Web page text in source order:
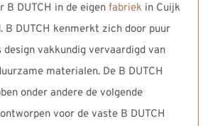
B DUTCH in de eigen fabriekin Cuijk
B DUTCH kenmerkt zich door puur
vakkundig vervaardigd van
materialen. De B DUTCH
onder andere de volgende
voor de vaste B DUTCH